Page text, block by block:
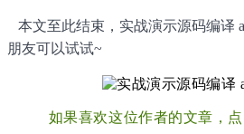
本文至此结束，实战演示源码编译
朋友可以试试~
如果喜欢这位作者的文章，